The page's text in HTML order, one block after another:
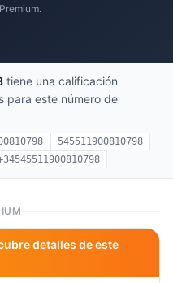
tiene una calificación
para este número de
545511900810798
detalles de este